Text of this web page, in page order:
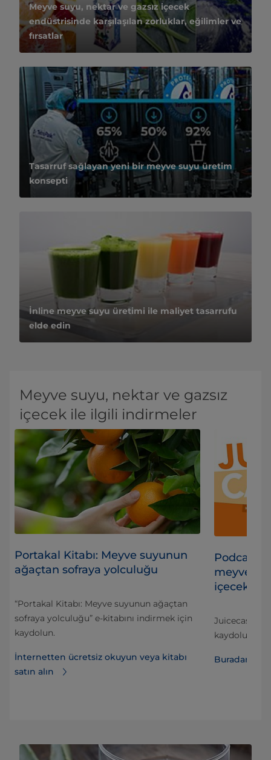
Meyve suyu, nektar ve gazsız içecek
endüstrisinde karşılaşılan zorluklar, eğilimler ve
fırsatlar
Tasarruf sağlayan yeni bir meyve suyu üretim
konsepti
İnline meyve suyu üretimi ile maliyet tasarrufu
elde edin
Meyve suyu, nektar ve gazsız
içecek ile ilgili indirmeler
Portakal Kitabı: Meyve suyunun
ağaçtan sofraya yolculuğu
“Portakal Kitabı: Meyve suyunun ağaçtan
sofraya yolculuğu” e-kitabını indirmek için
kaydolun.
İnternetten ücretsiz okuyun veya kitabı
satın alın
meyve
içecek
Juicecasts
kaydolun.
Buradan